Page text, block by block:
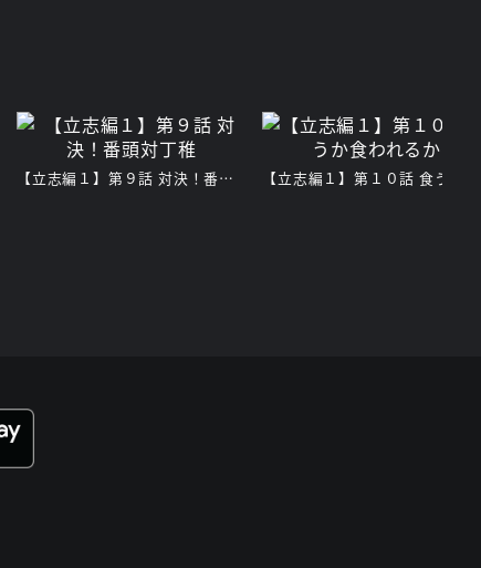
【立志編１】第９話 対決！番頭対丁稚